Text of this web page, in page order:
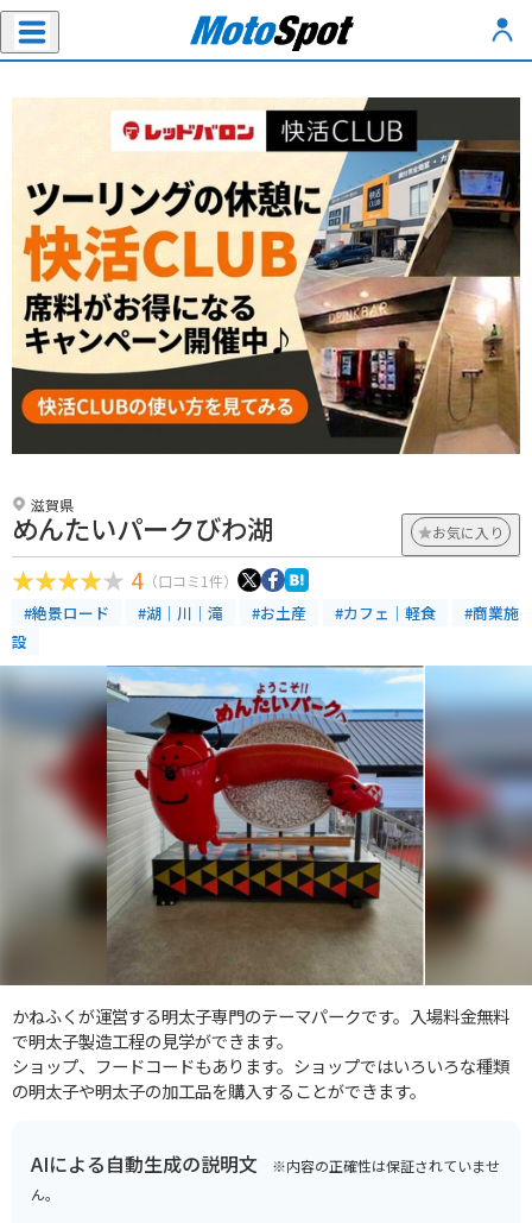
滋賀県
めんたいパークびわ湖 お気に入り
4 （口コミ1件）
#絶景ロード #湖｜川｜滝 #お土産 #カフェ｜軽食
#商業施
設
かねふくが運営する明太子専門のテーマパークです。入場料金無料
で明太子製造工程の見学ができます。
ショップ、フードコードもあります。ショップではいろいろな種類
の明太子や明太子の加工品を購入することができます。
AIによる自動生成の説明文 ※内容の正確性は保証されていませ
ん。